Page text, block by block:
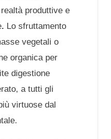
produttive e
. Lo sfruttamento
vegetali o
organica per
digestione
a tutti gli
virtuose dal